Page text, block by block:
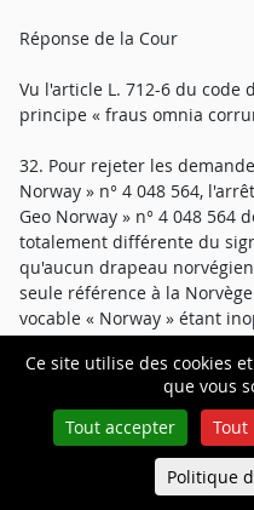
Ce site utilise des cookies
que vous
Tout accepter
Tout
Politique
Réponse de la Cour
Vu l'article L. 712-6 du
principe « fraus omnia
32. Pour rejeter les
Norway » n° 4 048 564,
Geo Norway » n° 4 048 564
totalement différente du
qu'aucun drapeau
seule référence à la
vocable « Norway » étant
33. Il en déduit qu'aucune
suffit à caractériser le fait
564, M. [D] n'avait pas
loyale au jeu de la
porter atteinte d'une
honnêtes, aux intérêts de la
Queue-Fair